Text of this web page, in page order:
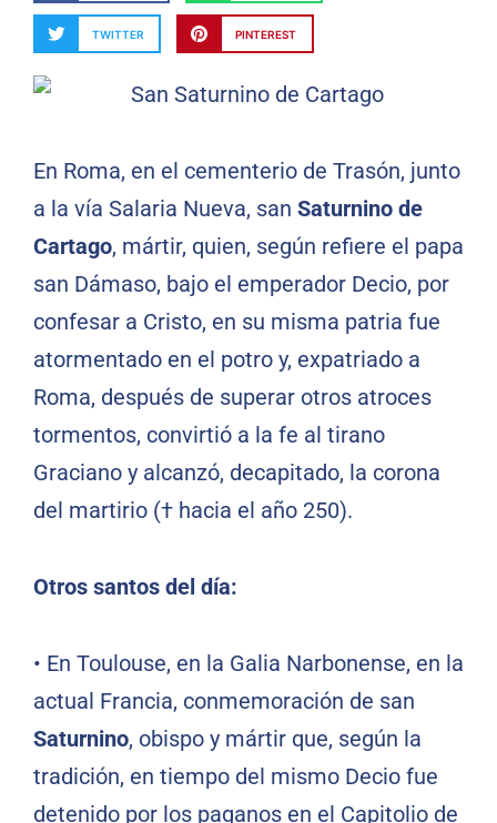
TWITTER PINTEREST
En Roma, en el cementerio de Trasón, junto
a la vía Salaria Nueva, san Saturnino de
Cartago, mártir, quien, según refiere el papa
san Dámaso, bajo el emperador Decio, por
confesar a Cristo, en su misma patria fue
atormentado en el potro y, expatriado a
Roma, después de superar otros atroces
tormentos, convirtió a la fe al tirano
Graciano y alcanzó, decapitado, la corona
del martirio († hacia el año 250).
Otros santos del día:
• En Toulouse, en la Galia Narbonense, en la
actual Francia, conmemoración de san
Saturnino, obispo y mártir que, según la
tradición, en tiempo del mismo Decio fue
detenido por los paganos en el Capitolio de